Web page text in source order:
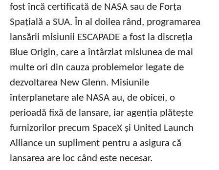
fost încă certificată de NASA sau de Forța
Spațială a SUA. În al doilea rând, programarea
lansării misiunii ESCAPADE a fost la discreția
Blue Origin, care a întârziat misiunea de mai
multe ori din cauza problemelor legate de
dezvoltarea New Glenn. Misiunile
interplanetare ale NASA au, de obicei, o
perioadă fixă de lansare, iar agenția plătește
furnizorilor precum SpaceX și United Launch
Alliance un supliment pentru a asigura că
lansarea are loc când este necesar.